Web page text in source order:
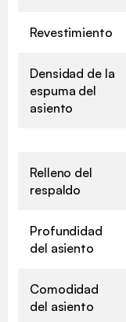
Revestimiento
Densidad de la
espuma del
asiento
Relleno del
respaldo
Profundidad
del asiento
Comodidad
del asiento